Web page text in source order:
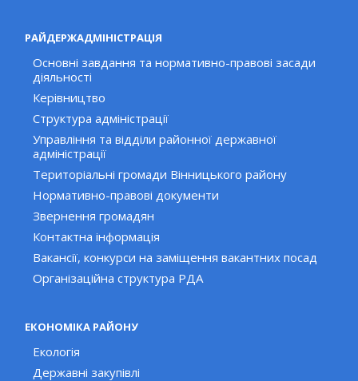
РАЙДЕРЖАДМІНІСТРАЦІЯ
Основні завдання та нормативно-правові засади
діяльності
Керівництво
Структура адміністрації
Управління та відділи районної державної
адміністрації
Територіальні громади Вінницького району
Нормативно-правові документи
Звернення громадян
Контактна інформація
Вакансії, конкурси на заміщення вакантних посад
Організаційна структура РДА
ЕКОНОМІКА РАЙОНУ
Екологія
Державні закупівлі